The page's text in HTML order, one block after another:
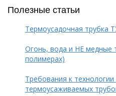
Полезные статьи
Термоусадочная трубка
Огонь, вода и НЕ медные
полимерах)
Требования к
термоусаживаемых